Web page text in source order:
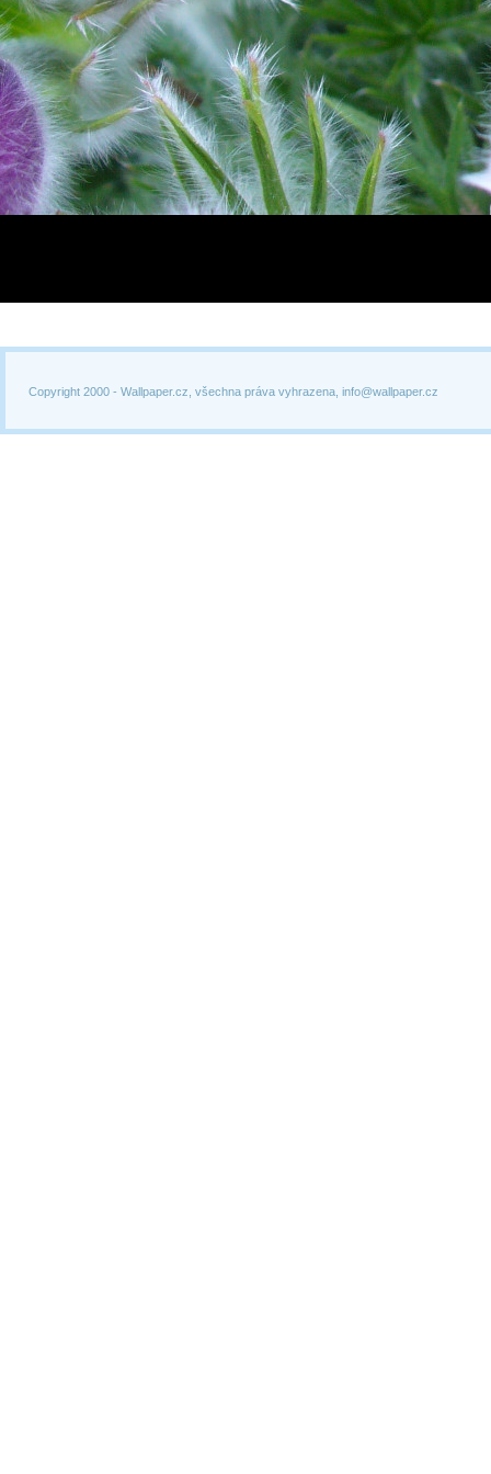
Copyright 2000 - Wallpaper.cz, všechna práva vyhrazena, info@wallpaper.cz